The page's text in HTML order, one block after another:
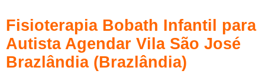
Fisioterapia Bobath Infantil para
Autista Agendar Vila São José
Brazlândia (Brazlândia)